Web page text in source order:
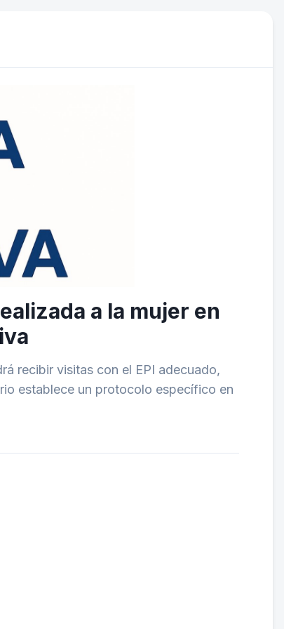
a la mujer en
recibir visitas con el EPI adecuado,
establece un protocolo específico en